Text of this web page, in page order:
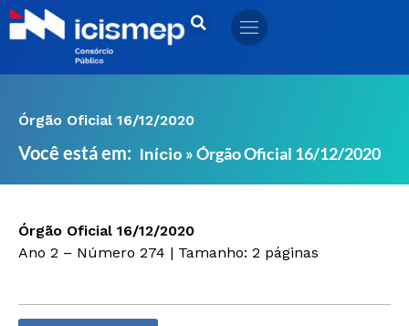
Ir
para
Órgão Oficial 16/12/2020
Você está em: Início »Órgão Oficial 16/12/2020
Órgão Oficial 16/12/2020
Ano 2 – Número 274 | Tamanho: 2 páginas